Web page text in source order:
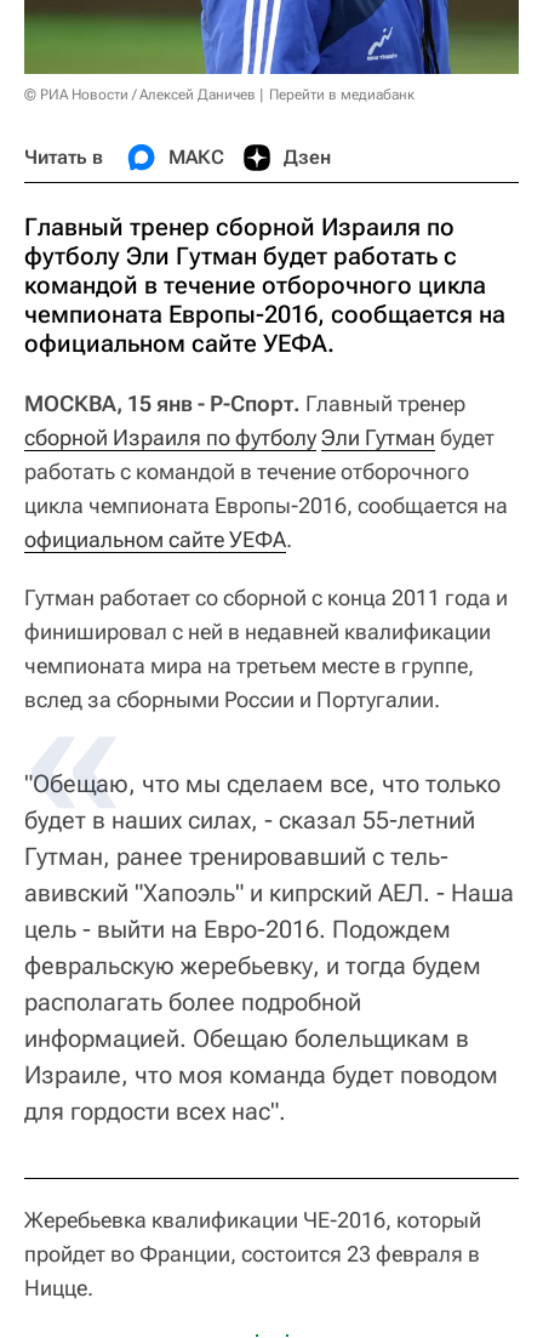
© РИА Новости / Алексей Даничев Перейти в медиабанк
Читать в МАКС Дзен
Главный тренер сборной Израиля по
футболу Эли Гутман будет работать с
командой в течение отборочного цикла
чемпионата Европы-2016, сообщается на
официальном сайте УЕФА.
МОСКВА, 15 янв - Р-Спорт. Главный тренер
сборной Израиля по футболуЭли Гутман будет
работать с командой в течение отборочного
цикла чемпионата Европы-2016, сообщается на
официальном сайте УЕФА.
Гутман работает со сборной с конца 2011 года и
финишировал с ней в недавней квалификации
чемпионата мира на третьем месте в группе,
вслед за сборными России и Португалии.
"Обещаю, что мы сделаем все, что только
будет в наших силах, - сказал 55-летний
Гутман, ранее тренировавший с тель-
авивский "Хапоэль" и кипрский АЕЛ. - Наша
цель - выйти на Евро-2016. Подождем
февральскую жеребьевку, и тогда будем
располагать более подробной
информацией. Обещаю болельщикам в
Израиле, что моя команда будет поводом
для гордости всех нас".
Жеребьевка квалификации ЧЕ-2016, который
пройдет во Франции, состоится 23 февраля в
Ницце.